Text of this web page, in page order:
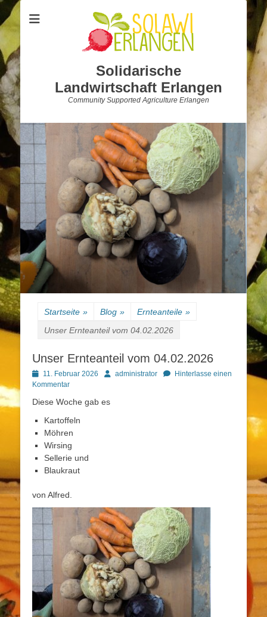
Solidarische
Landwirtschaft Erlangen
Community Supported Agriculture Erlangen
Startseite » Blog » Ernteanteile »
Unser Ernteanteil vom 04.02.2026
Unser Ernteanteil vom 04.02.2026
Posted
on
11. Februar 2026 Autoradministrator
Hinterlasse einen
Kommentar
Diese Woche gab es
Kartoffeln
Möhren
Wirsing
Sellerie und
Blaukraut
von Alfred.